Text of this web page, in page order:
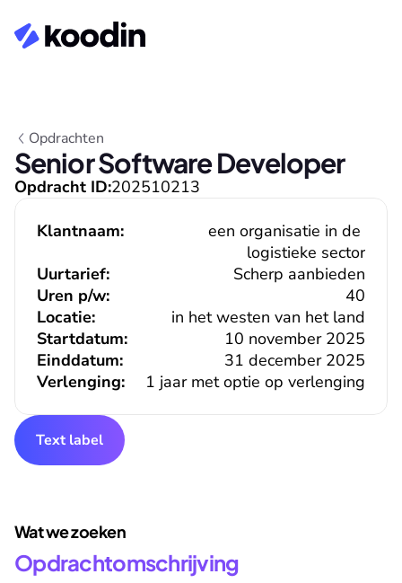
Opdrachten
Senior Software Developer
Opdracht ID:202510213
Klantnaam:
een organisatie in de
logistieke sector
Uurtarief:
Scherp aanbieden
40
Uren p/w:
Locatie:
in het westen van het land
Verlenging: 1 jaar met optie op verlenging
Einddatum: 31 december 2025
Startdatum: 10 november 2025
Text label
Wat we zoeken
Opdrachtomschrijving